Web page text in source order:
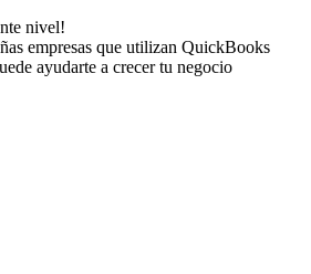
nivel!
empresas que utilizan QuickBooks
ayudarte a crecer tu negocio